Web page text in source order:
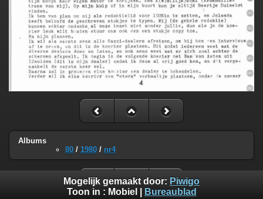
Albums
80 / 1980 / nr4
Mogelijk gemaakt door: Piwigo
Toon in : Mobiel Bureaublad